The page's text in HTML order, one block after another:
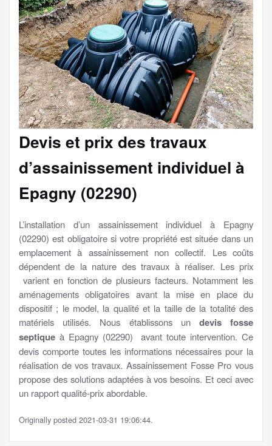
Devis et prix des travaux
d’assainissement individuel à
Epagny (02290)
L’installation d’un assainissement individuel à Epagny
(02290) est obligatoire si votre propriété est située dans un
emplacement à assainissement non collectif. Les coûts
dépendent de la nature des travaux à réaliser. Les prix
varient en fonction de plusieurs facteurs. Notamment les
aménagements obligatoires avant la mise en place du
dispositif ; le model, la qualité et la taille de la totalité des
matériels utilisés. Nous établissons un devis fosse
septique à Epagny (02290) avant toute intervention. Ce
devis comporte toutes les informations nécessaires pour la
réalisation de vos travaux. Assainissement Fosse Pro vous
propose des solutions adaptées à vos besoins. Et ceci avec
un rapport qualité-prix abordable.
Originally posted 2021-03-31 19:06:44.